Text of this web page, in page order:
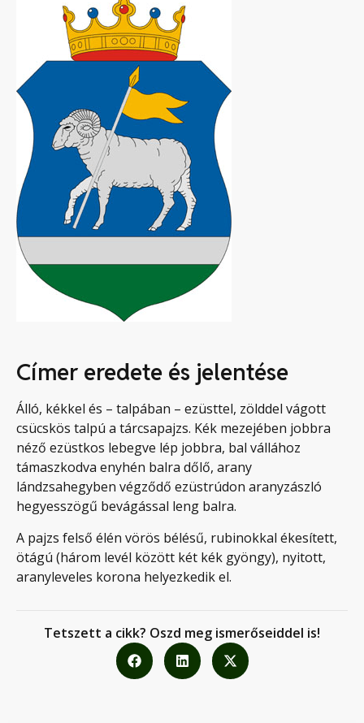
Címer eredete és jelentése
Álló, kékkel és – talpában – ezüsttel, zölddel vágott
csücskös talpú a tárcsapajzs. Kék mezejében jobbra
néző ezüstkos lebegve lép jobbra, bal vállához
támaszkodva enyhén balra dőlő, arany
lándzsahegyben végződő ezüstrúdon aranyzászló
hegyesszögű bevágással leng balra.
A pajzs felső élén vörös bélésű, rubinokkal ékesített,
ötágú (három levél között két kék gyöngy), nyitott,
aranyleveles korona helyezkedik el.
Tetszett a cikk? Oszd meg ismerőseiddel is!